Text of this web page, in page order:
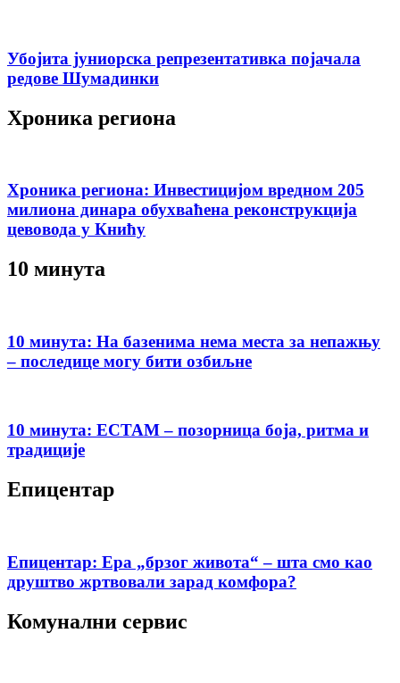
Убојита јуниорска репрезентативка појачала
редове Шумадинки
Хроника региона
Хроника региона: Инвестицијом вредном 205
милиона динара обухваћена реконструкција
цевовода у Книћу
10 минута
10 минута: На базенима нема места за непажњу
– последице могу бити озбиљне
10 минута: ЕСТАМ – позорница боја, ритма и
традиције
Епицентар
Епицентар: Ера „брзог живота“ – шта смо као
друштво жртвовали зарад комфора?
Комунални сервис